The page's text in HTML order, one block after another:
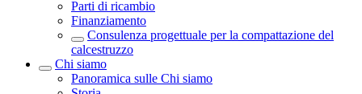
Parti di ricambio
Finanziamento
Consulenza progettuale per la compattazione del
calcestruzzo
Chi siamo
Panoramica sulle Chi siamo